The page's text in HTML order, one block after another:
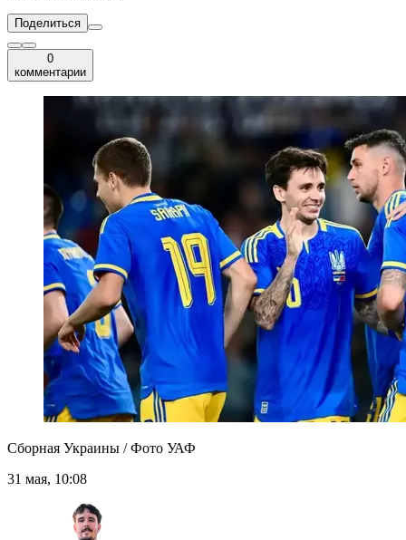
Поделиться
0
комментарии
Сборная Украины / Фото УАФ
31 мая, 10:08